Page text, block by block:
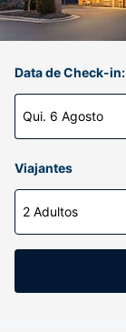
Data de Check-in:
Qui. 6 Agosto
Viajantes
2 Adultos